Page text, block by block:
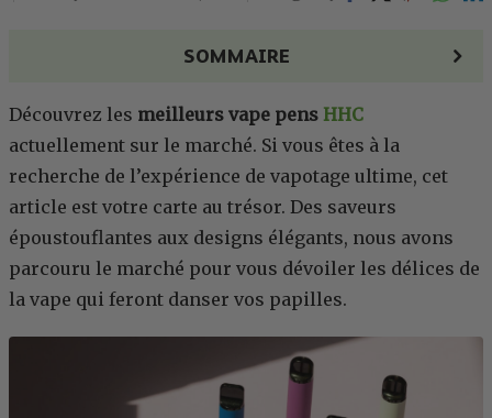
SOMMAIRE
Découvrez les meilleurs vape pens HHC
actuellement sur le marché. Si vous êtes à la
recherche de l’expérience de vapotage ultime, cet
article est votre carte au trésor. Des saveurs
époustouflantes aux designs élégants, nous avons
parcouru le marché pour vous dévoiler les délices de
la vape qui feront danser vos papilles.